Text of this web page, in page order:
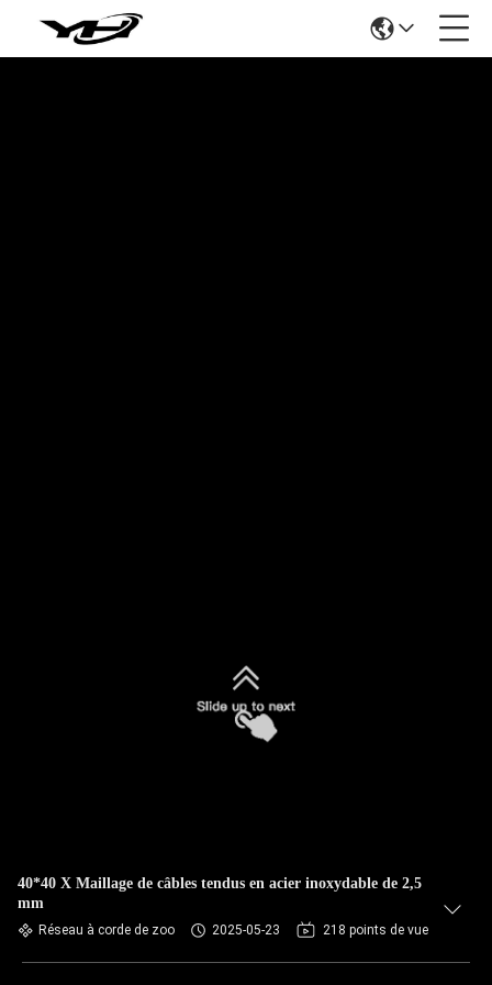
40*40 X Maillage de câbles tendus en acier inoxydable de 2,5
mm
Réseau à corde de zoo 2025-05-23 218 points de vue